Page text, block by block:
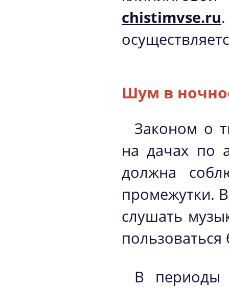
chistimvse.ru
Шум в
Законом о
на дачах по
должна
промежутки.
слушать
В периоды